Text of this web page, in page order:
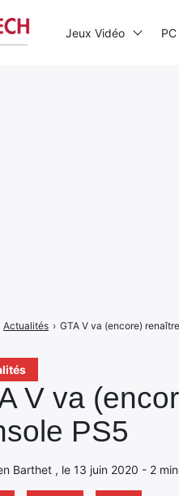
V va
PS5
Barthet , le 13 juin 2020 - 2
Actualités › GTA V va (encore)
Jeux Vidéo